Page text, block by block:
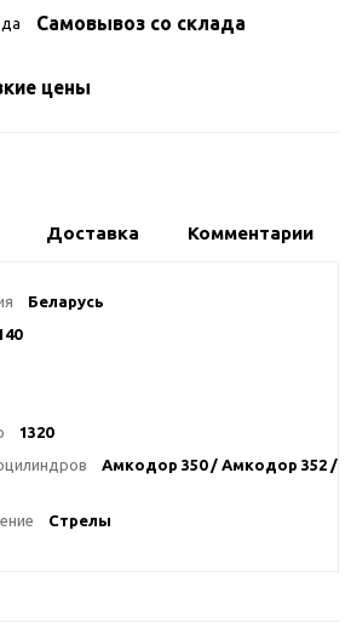
Самовывоз со склада
цены
Доставка Комментарии
Беларусь
1320
Амкодор 350 / Амкодор 352 /
Стрелы